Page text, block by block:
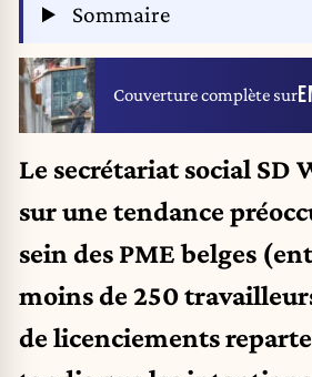
Sommaire
Couverture complète sur
Le secrétariat social SD
sur une tendance
sein des PME belges
moins de 250
de licenciements